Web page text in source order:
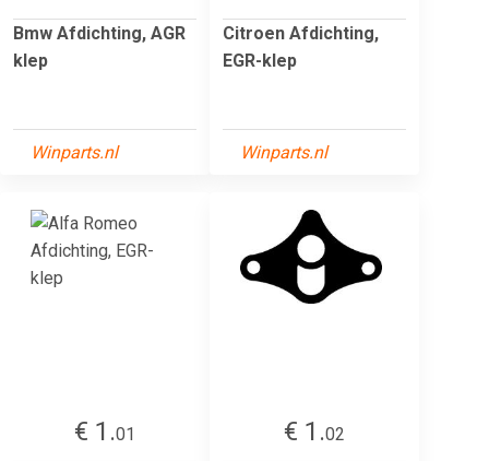
Bmw Afdichting, AGR
klep
Winparts.nl
Citroen Afdichting,
EGR-klep
Winparts.nl
€ 1.01
€ 1.02